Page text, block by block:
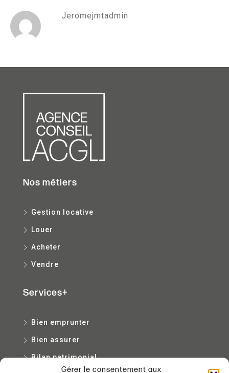
Gérer le consentement aux
Jeromejmtadmin
Nos métiers
Gestion locative
Louer
Acheter
Vendre
Services+
Bien emprunter
Bien assurer
Bilan patrimonial